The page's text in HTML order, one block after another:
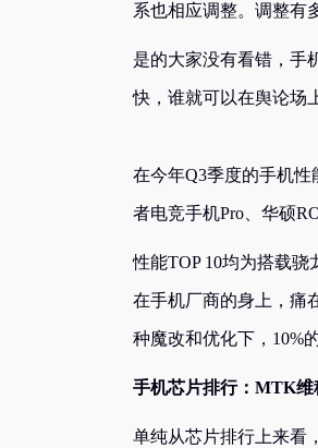
系也相应调整。调整有
是的大家没有看错，手
快，谁就可以在舆论场
在今年Q3季度的手机性
者电竞手机Pro、华硕
性能TOP 10均为搭载骁
在手机厂商的身上，痛
种魔改和优化下，10%
手机芯片排行：MTK维
单纯从芯片排行上来看